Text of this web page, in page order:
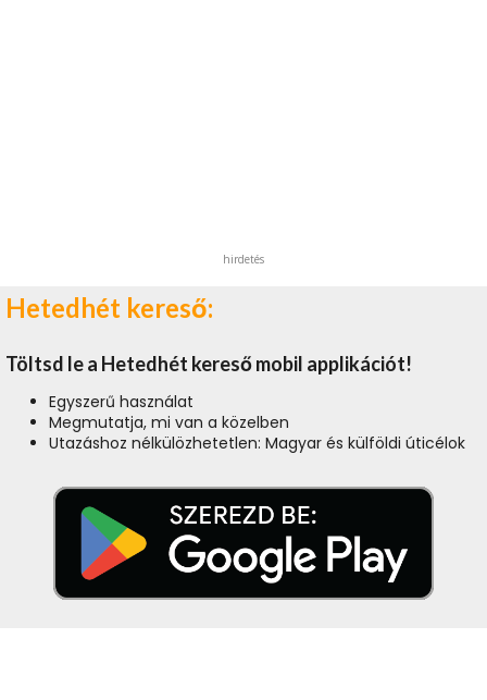
hirdetés
Hetedhét kereső:
Töltsd le a Hetedhét kereső mobil applikációt!
Egyszerű használat
Megmutatja, mi van a közelben
Utazáshoz nélkülözhetetlen: Magyar és külföldi úticélok